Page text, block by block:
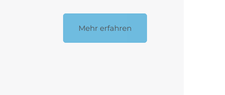
Mehr erfahren